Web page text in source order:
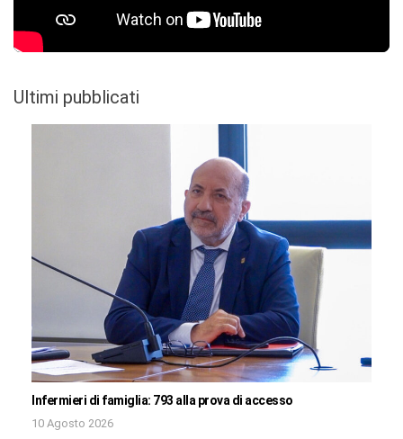
Ultimi pubblicati
Infermieri di famiglia: 793 alla prova di accesso
10 Agosto 2026